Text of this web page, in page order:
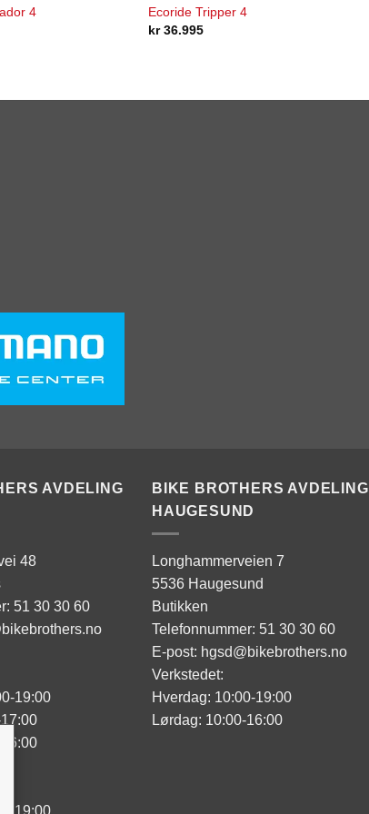
4
Ecoride Tripper 4
kr36.995
AVDELING
48
51 30 30 60
19:00
16:00
19:00
BIKE BROTHERS AVDELING
HAUGESUND
Longhammerveien 7
5536 Haugesund
Butikken
Telefonnummer: 51 30 30 60
E-post: hgsd@bikebrothers.no
Verkstedet:
Hverdag: 10:00-19:00
Lørdag: 10:00-16:00